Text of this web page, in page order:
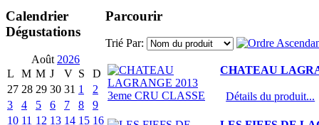
Calendrier
Dégustations
Août 2026
L
M M J V S
D
27 28 29 30 31 1
2
3
4 5 6 7 8
9
10 11 12 13 14 15 16
Parcourir
Trié Par:
CHATEAU
Détails du produit...